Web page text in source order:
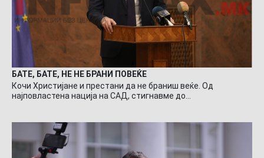
БАТЕ, БАТЕ, НЕ НЕ БРАНИ ПОВЕЌЕ
Кочи Христијане и престани да не браниш веќе. Од
најповластена нација на САД, стигнавме до…